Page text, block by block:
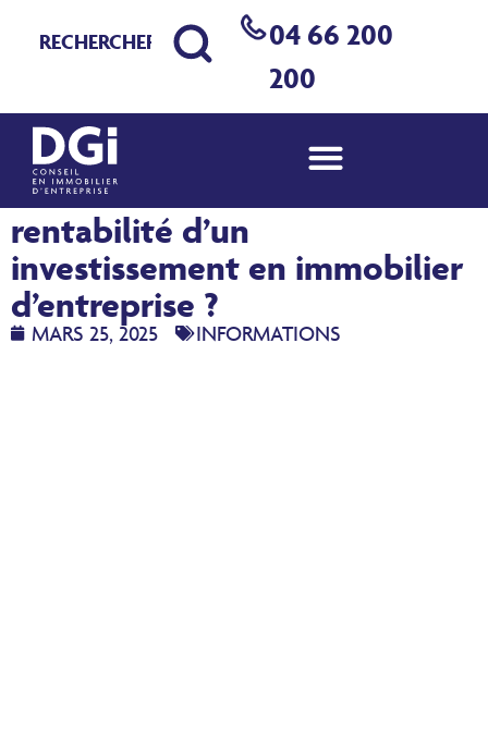
04 66 200
200
Comment calculer la
rentabilité d’un
investissement en immobilier
d’entreprise ?
MARS 25, 2025 INFORMATIONS